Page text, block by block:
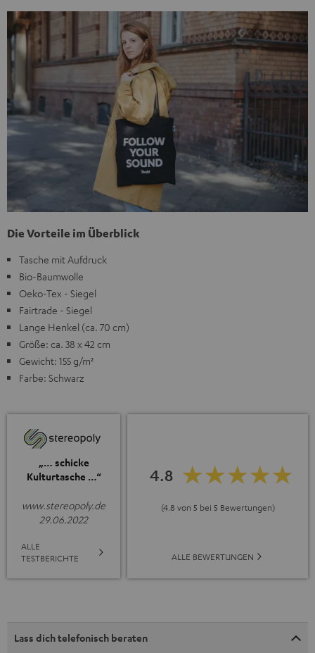
Die Vorteile im Überblick
Tasche mit Aufdruck
Bio-Baumwolle
Oeko-Tex - Siegel
Fairtrade - Siegel
Lange Henkel (ca. 70 cm)
Größe: ca. 38 x 42 cm
Gewicht: 155 g/m²
Farbe: Schwarz
„… schicke
Kulturtasche …“
www.stereopoly.de
29.06.2022
ALLE
TESTBERICHTE
4.8
(4.8 von 5 bei 5 Bewertungen)
ALLE BEWERTUNGEN
Lass dich telefonisch beraten